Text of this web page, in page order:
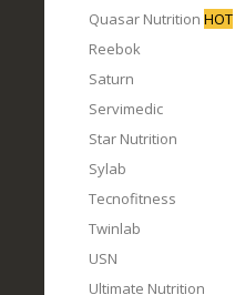
Quasar Nutrition HOT
Reebok
Saturn
Servimedic
Star Nutrition
Sylab
Tecnofitness
Twinlab
USN
Ultimate Nutrition